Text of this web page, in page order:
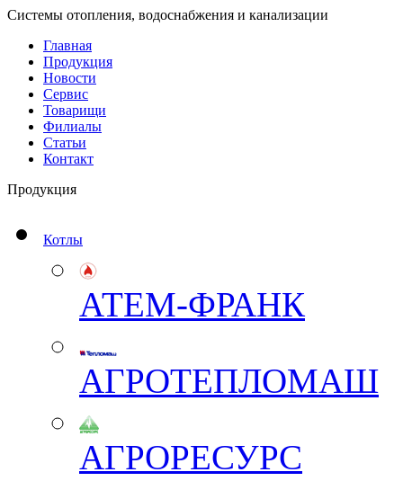
Системы отопления, водоснабжения и канализации
Главная
Продукция
Новости
Сервис
Товарищи
Филиалы
Статьи
Контакт
Продукция
Котлы
АТЕМ-ФРАНК
АГРОТЕПЛОМАШ
АГРОРЕСУРС